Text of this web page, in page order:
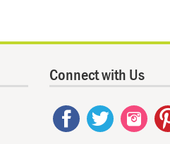
Connect with Us